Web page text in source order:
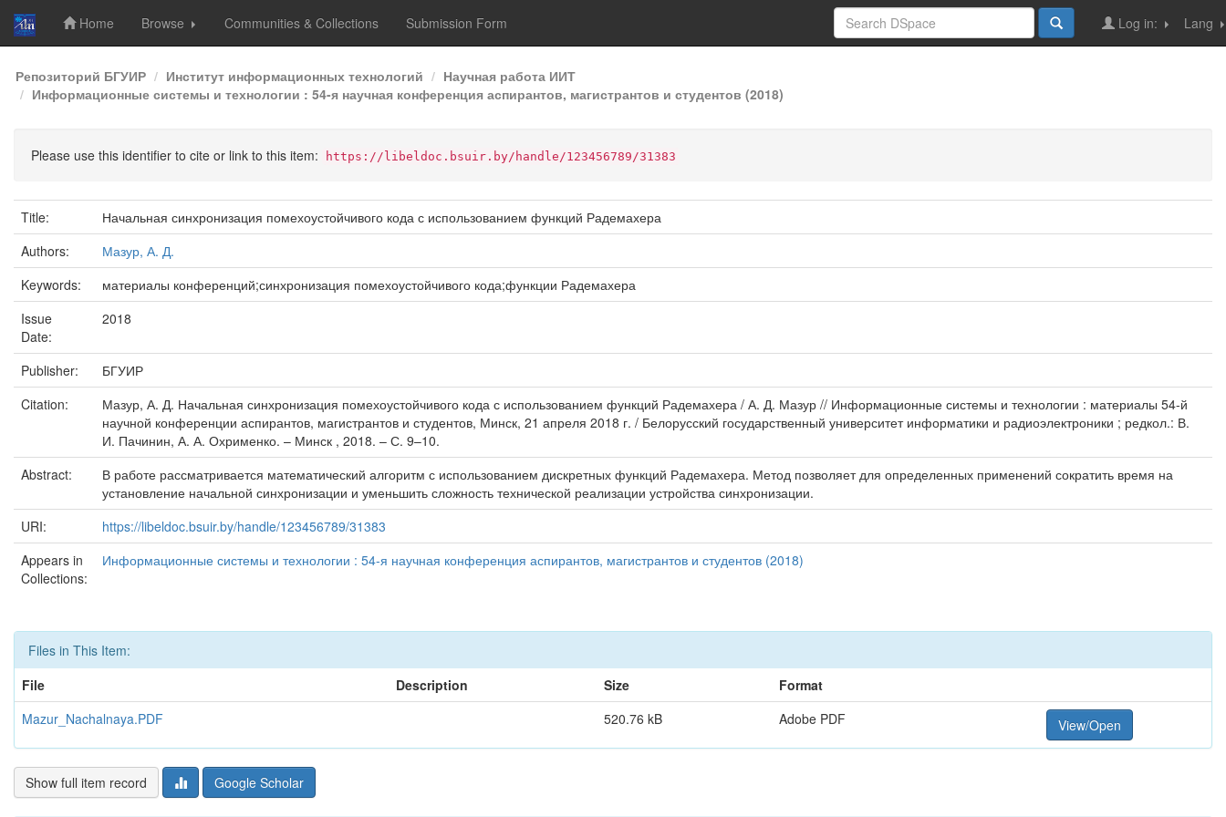
Skip
navigation
Home Browse Communities & Collections Submission Form Lang
Log in:
Репозиторий БГУИР Институт информационных технологий
Научная работа ИИТ
Информационные системы и технологии : 54-я научная конференция аспирантов, магистрантов и студентов (2018)
Please use this identifier to cite or link to this item: https://libeldoc.bsuir.by/handle/123456789/31383
Title:
Начальная синхронизация помехоустойчивого кода с использованием функций Радемахера
Authors:
Мазур, А. Д.
Keywords:
материалы конференций;синхронизация помехоустойчивого кода;функции Радемахера
Issue
Date:
2018
Publisher:
БГУИР
Citation:
Мазур, А. Д. Начальная синхронизация помехоустойчивого кода с использованием функций Радемахера / А. Д. Мазур // Информационные системы и технологии : материалы 54-й
научной конференции аспирантов, магистрантов и студентов, Минск, 21 апреля 2018 г. / Белорусский государственный университет информатики и радиоэлектроники ; редкол.: В.
И. Пачинин, А. А. Охрименко. – Минск , 2018. – С. 9–10.
Abstract:
В работе рассматривается математический алгоритм с использованием дискретных функций Радемахера. Метод позволяет для определенных применений сократить время на
установление начальной синхронизации и уменьшить сложность технической реализации устройства синхронизации.
URI:
https://libeldoc.bsuir.by/handle/123456789/31383
Appears in
Collections:
Информационные системы и технологии : 54-я научная конференция аспирантов, магистрантов и студентов (2018)
Files in This Item:
File
Description Size
Format
Mazur_Nachalnaya.PDF
520.76 kB Adobe PDF View/Open
Show full item record Google Scholar